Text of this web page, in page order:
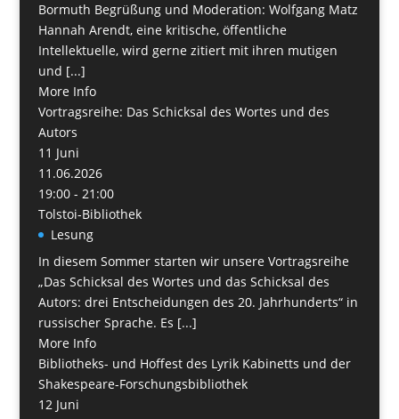
Bormuth Begrüßung und Moderation: Wolfgang Matz
Hannah Arendt, eine kritische, öffentliche
Intellektuelle, wird gerne zitiert mit ihren mutigen
und [...]
More Info
Vortragsreihe: Das Schicksal des Wortes und des
Autors
11 Juni
11.06.2026
19:00 - 21:00
Tolstoi-Bibliothek
Lesung
In diesem Sommer starten wir unsere Vortragsreihe
„Das Schicksal des Wortes und das Schicksal des
Autors: drei Entscheidungen des 20. Jahrhunderts“ in
russischer Sprache. Es [...]
More Info
Bibliotheks- und Hoffest des Lyrik Kabinetts und der
Shakespeare-Forschungsbibliothek
12 Juni